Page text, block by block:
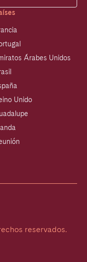
Árabes Unidos
Unido
reservados.